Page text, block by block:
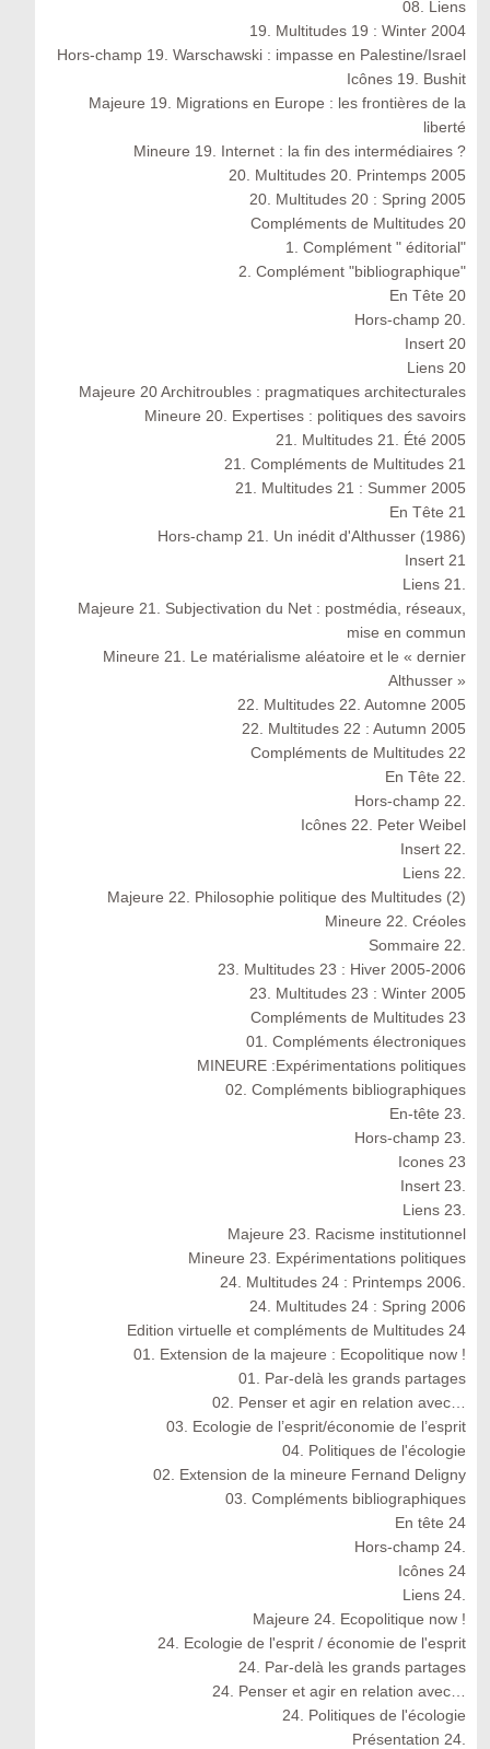
08. Liens
19. Multitudes 19 : Winter 2004
Hors-champ 19. Warschawski : impasse en Palestine/Israel
Icônes 19. Bushit
Majeure 19. Migrations en Europe : les frontières de la
liberté
Mineure 19. Internet : la fin des intermédiaires ?
20. Multitudes 20. Printemps 2005
20. Multitudes 20 : Spring 2005
Compléments de Multitudes 20
1. Complément " éditorial"
2. Complément "bibliographique"
En Tête 20
Hors-champ 20.
Insert 20
Liens 20
Majeure 20 Architroubles : pragmatiques architecturales
Mineure 20. Expertises : politiques des savoirs
21. Multitudes 21. Été 2005
21. Compléments de Multitudes 21
21. Multitudes 21 : Summer 2005
En Tête 21
Hors-champ 21. Un inédit d'Althusser (1986)
Insert 21
Liens 21.
Majeure 21. Subjectivation du Net : postmédia, réseaux,
mise en commun
Mineure 21. Le matérialisme aléatoire et le « dernier
Althusser »
22. Multitudes 22. Automne 2005
22. Multitudes 22 : Autumn 2005
Compléments de Multitudes 22
En Tête 22.
Hors-champ 22.
Icônes 22. Peter Weibel
Insert 22.
Liens 22.
Majeure 22. Philosophie politique des Multitudes (2)
Mineure 22. Créoles
Sommaire 22.
23. Multitudes 23 : Hiver 2005-2006
23. Multitudes 23 : Winter 2005
Compléments de Multitudes 23
01. Compléments électroniques
MINEURE :Expérimentations politiques
02. Compléments bibliographiques
En-tête 23.
Hors-champ 23.
Icones 23
Insert 23.
Liens 23.
Majeure 23. Racisme institutionnel
Mineure 23. Expérimentations politiques
24. Multitudes 24 : Printemps 2006.
24. Multitudes 24 : Spring 2006
Edition virtuelle et compléments de Multitudes 24
01. Extension de la majeure : Ecopolitique now !
01. Par-delà les grands partages
02. Penser et agir en relation avec…
03. Ecologie de l’esprit/économie de l’esprit
04. Politiques de l'écologie
02. Extension de la mineure Fernand Deligny
03. Compléments bibliographiques
En tête 24
Hors-champ 24.
Icônes 24
Liens 24.
Majeure 24. Ecopolitique now !
24. Ecologie de l'esprit / économie de l'esprit
24. Par-delà les grands partages
24. Penser et agir en relation avec…
24. Politiques de l'écologie
Présentation 24.